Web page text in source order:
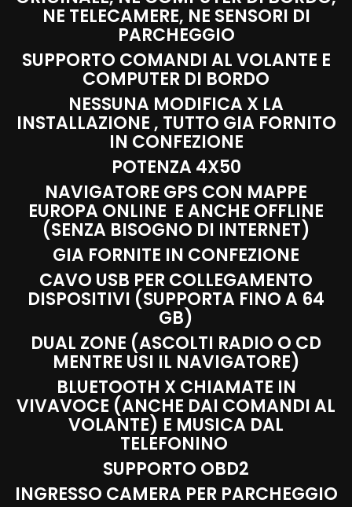
NE TELECAMERE, NE SENSORI DI
PARCHEGGIO
SUPPORTO COMANDI AL VOLANTE E
COMPUTER DI BORDO
NESSUNA MODIFICA X LA
INSTALLAZIONE , TUTTO GIA FORNITO
IN CONFEZIONE
POTENZA 4X50
NAVIGATORE GPS CON MAPPE
EUROPA ONLINE E ANCHE OFFLINE
(SENZA BISOGNO DI INTERNET)
GIA FORNITE IN CONFEZIONE
CAVO USB PER COLLEGAMENTO
DISPOSITIVI (SUPPORTA FINO A 64
GB)
DUAL ZONE (ASCOLTI RADIO O CD
MENTRE USI IL NAVIGATORE)
BLUETOOTH X CHIAMATE IN
VIVAVOCE (ANCHE DAI COMANDI AL
VOLANTE) E MUSICA DAL
TELEFONINO
SUPPORTO OBD2
INGRESSO CAMERA PER PARCHEGGIO